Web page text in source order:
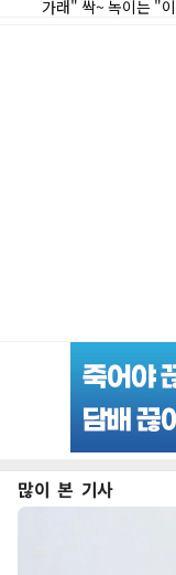
많이 본 기사